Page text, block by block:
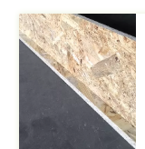
Afbeelding